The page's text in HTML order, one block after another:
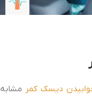
دیسک کمر مشابه